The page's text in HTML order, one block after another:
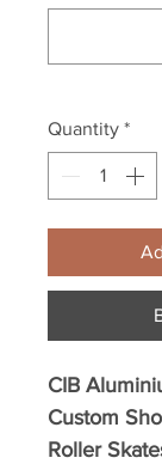
Quantity *
CIB
Custom
Roller